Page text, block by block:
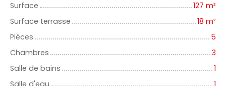
Surface
127 m²
Surface terrasse
18 m²
Pièces
5
Chambres
3
Salle de bains
1